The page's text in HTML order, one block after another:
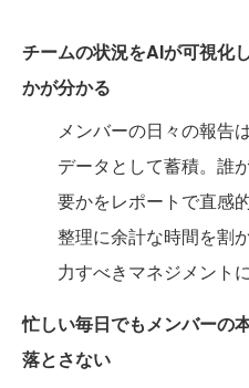
チームの状況をAIが可視化
かが分かる
メンバーの日々の報告
データとして蓄積。誰
要かをレポートで直感
整理に余計な時間を割
力すべきマネジメント
忙しい毎日でもメンバーの
落とさない